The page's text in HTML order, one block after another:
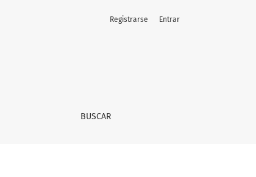
2023, 114 pp.
BUSCAR
Registrarse Entrar